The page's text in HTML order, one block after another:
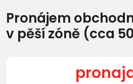
Pronájem
v pěší zóně (cca